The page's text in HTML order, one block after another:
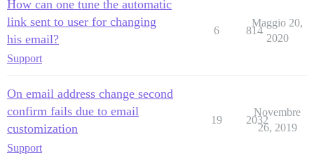
How can one tune the automatic
link sent to user for changing
his email?
Support
6 814
Maggio 20,
2020
On email address change second
confirm fails due to email
customization
Support
19 2032
Novembre
26, 2019